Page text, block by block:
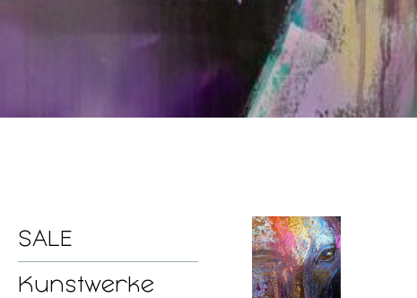
SALE
Kunstwerke